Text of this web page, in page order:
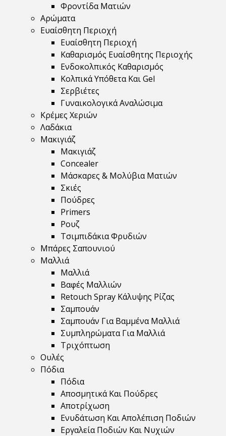
Φροντίδα Ματιών
Αρώματα
Ευαίσθητη Περιοχή
Ευαίσθητη Περιοχή
Καθαρισμός Ευαίσθητης Περιοχής
Ενδοκολπικός Καθαρισμός
Κολπικά Υπόθετα Και Gel
Σερβιέτες
Γυναικολογικά Αναλώσιμα
Κρέμες Χεριών
Λαδάκια
Μακιγιάζ
Μακιγιάζ
Concealer
Μάσκαρες & Μολύβια Ματιών
Σκιές
Πούδρες
Primers
Ρουζ
Τσιμπιδάκια Φρυδιών
Μπάρες Σαπουνιού
Μαλλιά
Μαλλιά
Βαφές Μαλλιών
Retouch Spray Κάλυψης Ρίζας
Σαμπουάν
Σαμπουάν Για Βαμμένα Μαλλιά
Συμπληρώματα Για Μαλλιά
Τριχόπτωση
Ουλές
Πόδια
Πόδια
Αποσμητικά Και Πούδρες
Αποτρίχωση
Ενυδάτωση Και Απολέπιση Ποδιών
Εργαλεία Ποδιών Και Νυχιών